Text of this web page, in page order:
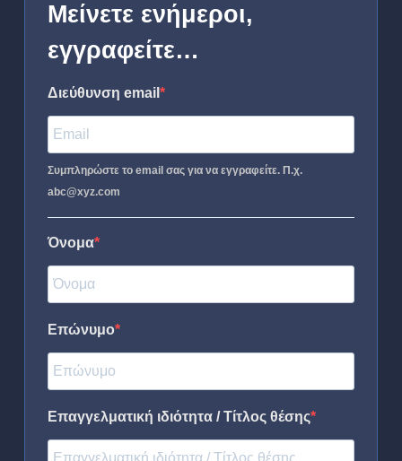
Μείνετε ενήμεροι,
εγγραφείτε…
Διεύθυνση email
Συμπληρώστε το email σας για να εγγραφείτε. Π.χ.
abc@xyz.com
Όνομα
Επώνυμο
Επαγγελματική ιδιότητα / Τίτλος θέσης